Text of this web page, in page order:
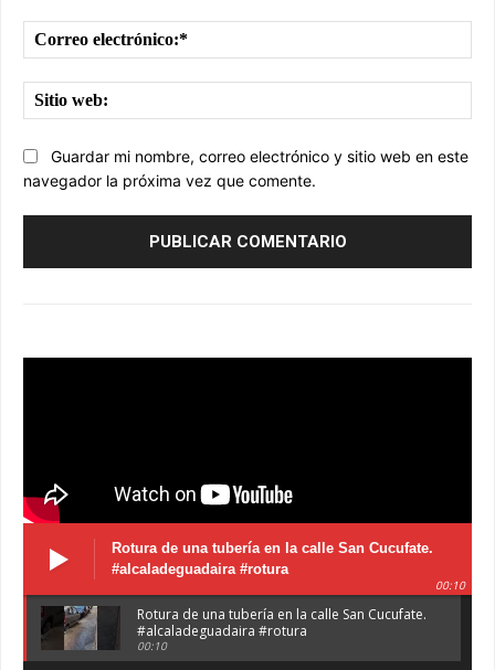
Guardar mi nombre, correo electrónico y sitio web en este
navegador la próxima vez que comente.
Rotura de una tubería en la calle San Cucufate.
#alcaladeguadaira #rotura
00:10
Rotura de una tubería en la calle San Cucufate.
#alcaladeguadaira #rotura
00:10